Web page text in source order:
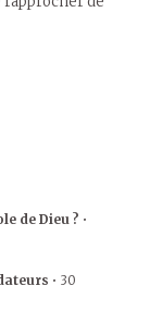
de Dieu ? •
• 30